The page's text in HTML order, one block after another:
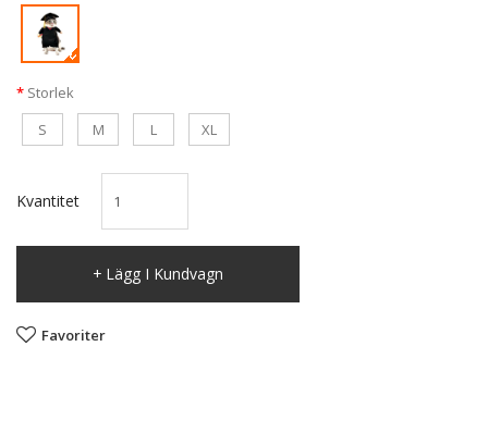
Storlek
S
M L XL
Kvantitet
Lägg I Kundvagn
Favoriter